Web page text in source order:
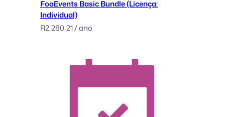
i
n
FooEvents Basic Bundle (Licença:
Individual)
R2,280.21/ ano